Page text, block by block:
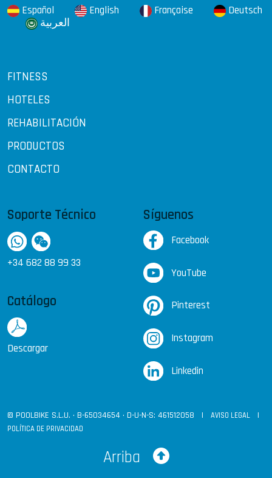
Español
English Française
Deutsch
العربية
FITNESS
HOTELES
REHABILITACIÓN
PRODUCTOS
CONTACTO
Soporte Técnico
+34 682 88 99 33
Catálogo
Descargar
Síguenos
Facebook
YouTube
Pinterest
Instagram
Linkedin
© POOLBIKE S.L.U. · B-65034654 · D-U-N-S: 461512058 | AVISO LEGAL |
POLÍTICA DE PRIVACIDAD
Arriba